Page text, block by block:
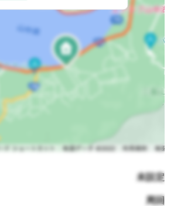
未設定
周回